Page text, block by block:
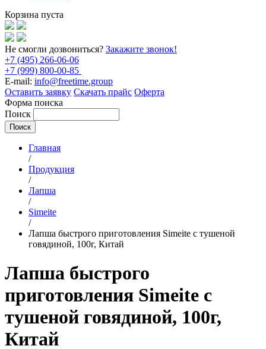
Корзина пуста
Не смогли дозвониться? Закажите звонок!
+7 (495) 266-06-06
+7 (999) 800-00-85
E-mail: info@freetime.group
Оставить заявку Скачать прайс Оферта
Форма поиска
Поиск
Главная
/
Продукция
/
Лапша
/
Simeite
/
Лапша быстрого приготовления Simeite с тушеной
говядиной, 100г, Китай
Лапша быстрого
приготовления Simeite с
тушеной говядиной, 100г,
Китай